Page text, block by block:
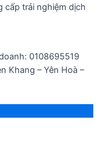
cấp trải nghiệm dịch
0108695519
Khang – Yên Hoà –